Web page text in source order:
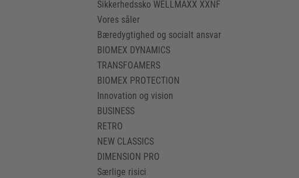
Sikkerhedssko WELLMAXX XXNF
Vores såler
Bæredygtighed og socialt ansvar
BIOMEX DYNAMICS
TRANSFOAMERS
BIOMEX PROTECTION
Innovation og vision
BUSINESS
RETRO
NEW CLASSICS
DIMENSION PRO
Særlige risici